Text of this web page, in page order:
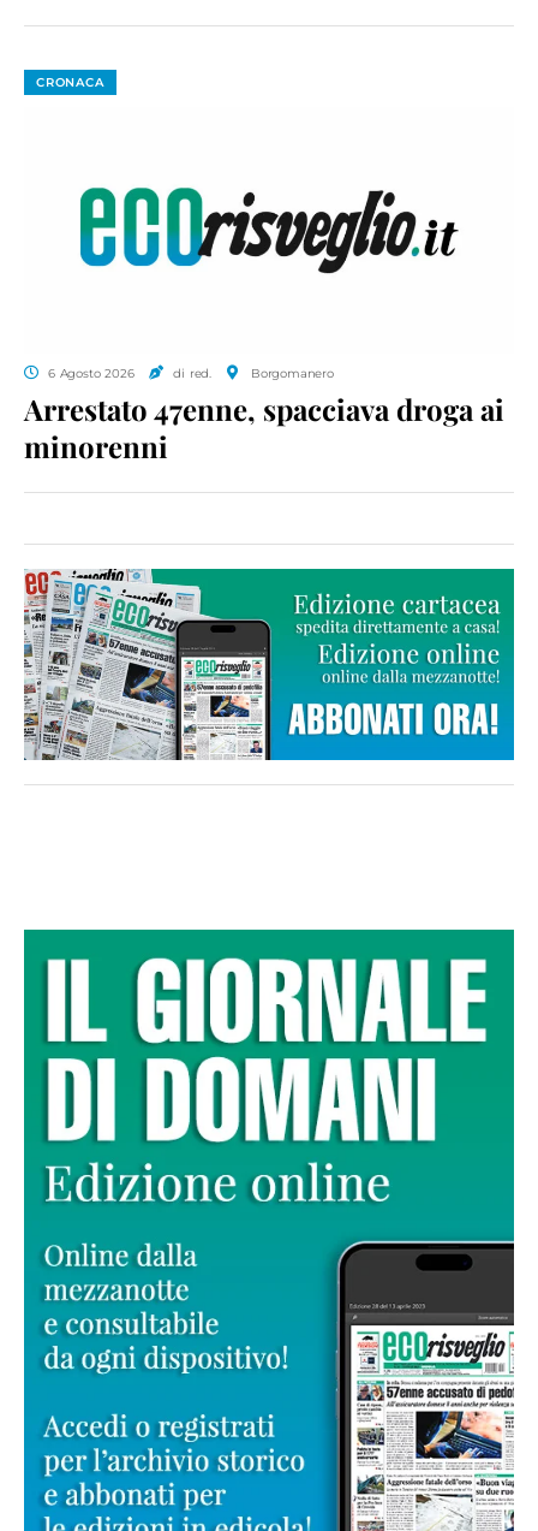
CRONACA
6 Agosto 2026 di red. Borgomanero
Arrestato 47enne, spacciava droga ai
minorenni